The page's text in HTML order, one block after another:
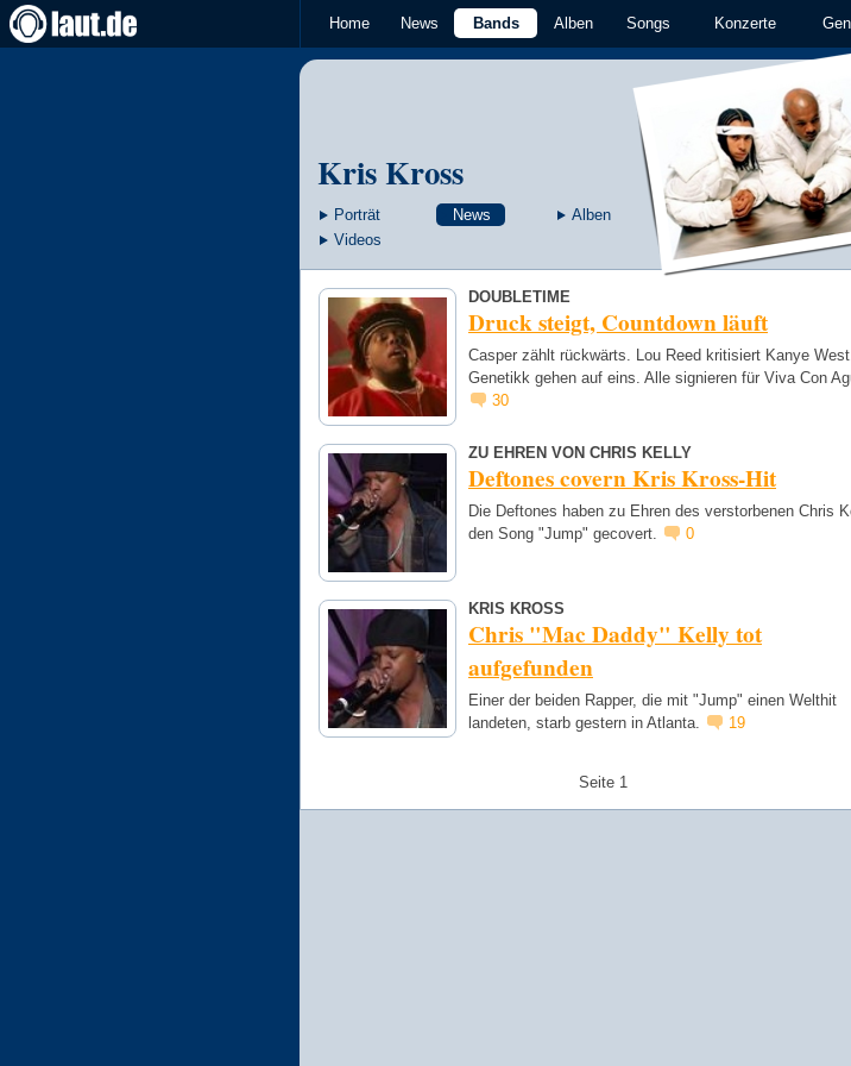
Home News Bands Alben Songs Konzerte
Kris Kross
Porträt News
Alben
Videos
DOUBLETIME
Druck steigt, Countdown läuft
Casper zählt rückwärts. Lou Reed kritisiert Kanye
Genetikk gehen auf eins. Alle signieren für Viva Con
30
ZU EHREN VON CHRIS KELLY
Deftones covern Kris Kross-Hit
Die Deftones haben zu Ehren des verstorbenen Chris
den Song "Jump" gecovert.
0
KRIS KROSS
Chris "Mac Daddy" Kelly tot
aufgefunden
Einer der beiden Rapper, die mit "Jump" einen Welthit
landeten, starb gestern in Atlanta.
19
Seite 1